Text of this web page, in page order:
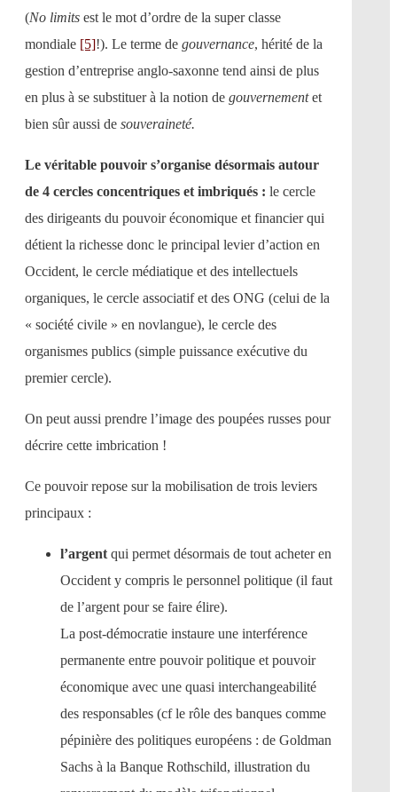
(No limits est le mot d’ordre de la super classe
mondiale [5]!). Le terme de gouvernance, hérité de la
gestion d’entreprise anglo-saxonne tend ainsi de plus
en plus à se substituer à la notion de gouvernementet
bien sûr aussi de souveraineté.
Le véritable pouvoir s’organise désormais autour
de 4 cercles concentriques et imbriqués : le cercle
des dirigeants du pouvoir économique et financier qui
détient la richesse donc le principal levier d’action en
Occident, le cercle médiatique et des intellectuels
organiques, le cercle associatif et des ONG (celui de la
« société civile » en novlangue), le cercle des
organismes publics (simple puissance exécutive du
premier cercle).
On peut aussi prendre l’image des poupées russes pour
décrire cette imbrication !
Ce pouvoir repose sur la mobilisation de trois leviers
principaux :
l’argent qui permet désormais de tout acheter en
Occident y compris le personnel politique (il faut
de l’argent pour se faire élire).
La post-démocratie instaure une interférence
permanente entre pouvoir politique et pouvoir
économique avec une quasi interchangeabilité
des responsables (cf le rôle des banques comme
pépinière des politiques européens : de Goldman
Sachs à la Banque Rothschild, illustration du